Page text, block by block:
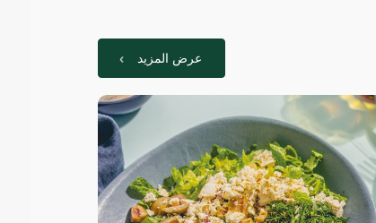
عرض المزيد